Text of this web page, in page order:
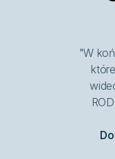
"W